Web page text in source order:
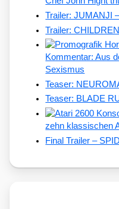
Trailer: JUMANJI
Trailer:
Kommentar: Aus
Sexismus
Teaser:
Teaser: BLADE
zehn klassischen
Final Trailer –